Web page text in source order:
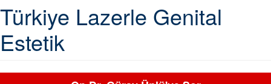
Türkiye Lazerle Genital
Estetik